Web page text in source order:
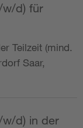
w/d) für
Teilzeit (mind.
Saar,
w/d) in der